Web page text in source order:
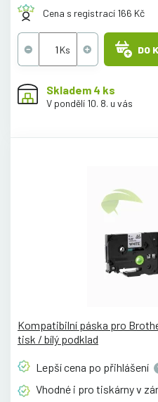
Cena s registrací 166 Kč
DO
Skladem 4 ks
V pondělí 10. 8. u vás
Kompatibilní páska pro
tisk / bílý podklad
Lepší cena po přihlášení
Vhodné i pro tiskárny v